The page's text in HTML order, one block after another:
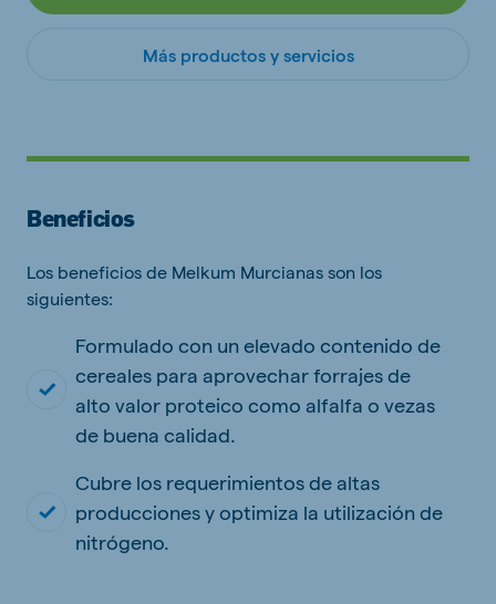
Más productos y servicios
Beneficios
Los beneficios de Melkum Murcianas son los
siguientes:
Formulado con un elevado contenido de
cereales para aprovechar forrajes de
alto valor proteico como alfalfa o vezas
de buena calidad.
Cubre los requerimientos de altas
producciones y optimiza la utilización de
nitrógeno.